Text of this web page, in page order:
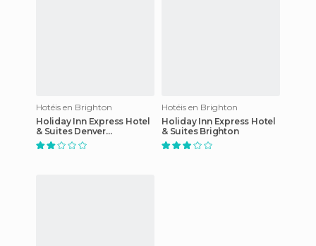
Hotéis en Brighton
Holiday Inn Express Hotel
& Suites Denver
Northeast-Brighton
Hotéis en Brighton
Holiday Inn Express Hotel
& Suites Brighton